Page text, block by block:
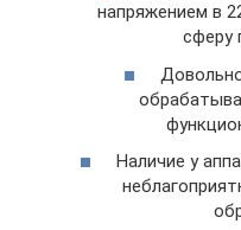
напряжением в
сферу
Наличие у